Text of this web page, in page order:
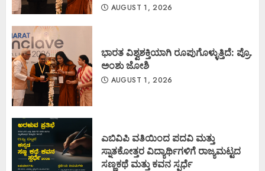
AUGUST 1, 2026
ಭಾರತ ವಿಶ್ವಶಕ್ತಿಯಾಗಿ ರೂಪುಗೊಳ್ಳುತ್ತಿದೆ: ಪ್ರೊ.
ಅಂಶು ಜೋಶಿ
AUGUST 1, 2026
ಎಬಿವಿಪಿ ವತಿಯಿಂದ ಪದವಿ ಮತ್ತು
ಸ್ನಾತಕೋತ್ತರ ವಿದ್ಯಾರ್ಥಿಗಳಿಗೆ ರಾಜ್ಯಮಟ್ಟದ
ಸಣ್ಣಕಥೆ ಮತ್ತು ಕವನ ಸ್ಪರ್ಧೆ